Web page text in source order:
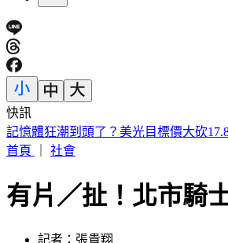
快訊
快訊／新北汐止透天厝火警！ 3樓救出
首頁
社會
有片／扯！北市騎
記者：張貴翔